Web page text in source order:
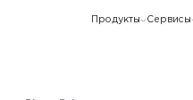
Продукты Сервисы